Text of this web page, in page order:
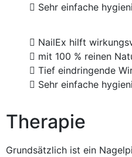
Sehr einfache
NailEx hilft
mit 100 % reinen
Tief eindringende
Sehr einfache
Therapie
Grundsätzlich ist ein